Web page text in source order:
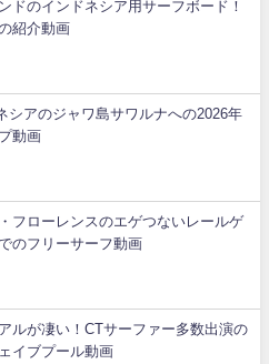
ドのインドネシア用サーフボード！
紹介動画
シアのジャワ島サワルナへの2026年
動画
フローレンスのエゲつないレールゲ
のフリーサーフ動画
ルが凄い！CTサーファー多数出演の
イブプール動画